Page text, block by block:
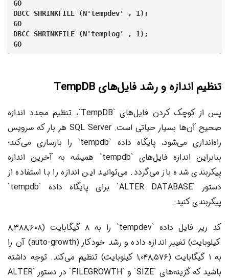
GO
DBCC SHRINKFILE (N'tempdev' , 1);
GO
DBCC SHRINKFILE (N'templog' , 1);
GO
تنظیم اندازه و رشد فایل‌های TempDB
پس از کوچک کردن فایل‌های `TempDB`، تنظیم مجدد اندازه
صحیح آن‌ها بسیار حیاتی است. SQL Server هر بار که سرویس
راه‌اندازی می‌شود، پایگاه داده `tempdb` را بازسازی می‌کند؛
بنابراین اندازه فایل‌های `tempdb` همیشه به آخرین اندازه
پیکربندی شده باز می‌گردد. می‌توانید این اندازه را با استفاده از
دستور `ALTER DATABASE` برای پایگاه داده `tempdb`
پیکربندی کنید:
کد زیر فایل داده `tempdev` را به ۸ گیگابایت (۸,۳۸۸,۶۰۸
کیلوبایت) تغییر اندازه داده و رشد خودکار (auto-growth) آن را
به ۱ گیگابایت (۱,۰۴۸,۵۷۶ کیلوبایت) تنظیم می‌کند. توجه داشته
باشید که گزینه‌های `SIZE` و `FILEGROWTH` در دستور `ALTER